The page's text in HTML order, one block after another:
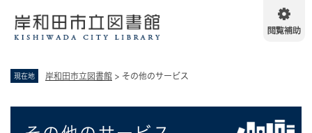
現在地 岸和田市立図書館 > その他のサービス